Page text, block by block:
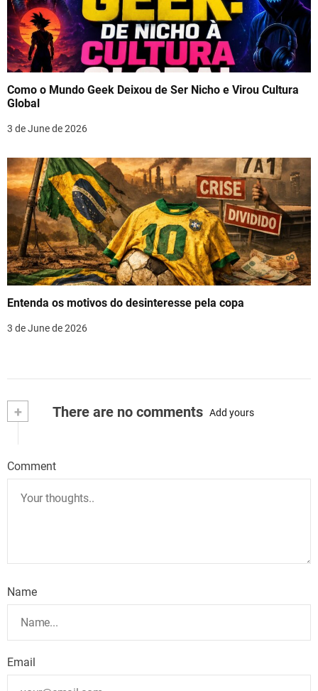
Como o Mundo Geek Deixou de Ser Nicho e Virou Cultura
Global
3 de June de 2026
Entenda os motivos do desinteresse pela copa
3 de June de 2026
+ There are no comments Add yours
Comment
Name
Email